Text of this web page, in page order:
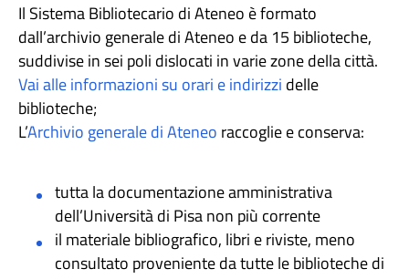
Il Sistema Bibliotecario di Ateneo è formato
dall’archivio generale di Ateneo e da 15 biblioteche,
suddivise in sei poli dislocati in varie zone della città.
Vai alle informazioni su orari e indirizzi delle
biblioteche;
L’Archivio generale di Ateneo raccoglie e conserva:
tutta la documentazione amministrativa
dell’Università di Pisa non più corrente
il materiale bibliografico, libri e riviste, meno
consultato proveniente da tutte le biblioteche di